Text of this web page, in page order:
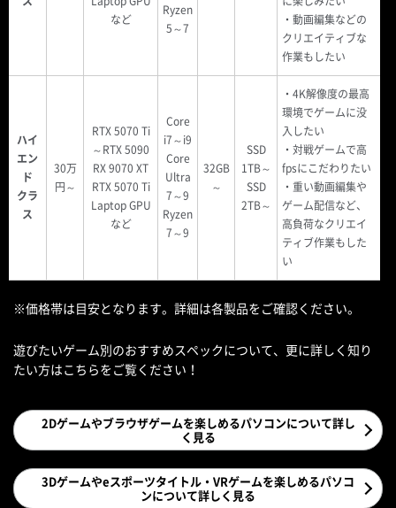
など
Ryzen
5～7
・動画編集などの
クリエイティブな
作業もしたい
ハイ
エン
ド
クラ
ス
30万
円～
RTX 5070 Ti
～RTX 5090
RX 9070 XT
RTX 5070 Ti
Laptop GPU
など
Core
i7～i9
Core
Ultra
7～9
Ryzen
7～9
32GB
～
SSD
1TB～
SSD
2TB～
・4K解像度の最高
環境でゲームに没
入したい
・対戦ゲームで高
fpsにこだわりたい
・重い動画編集や
ゲーム配信など、
高負荷なクリエイ
ティブ作業もした
い
※価格帯は目安となります。詳細は各製品をご確認ください。
遊びたいゲーム別のおすすめスペックについて、更に詳しく知り
たい方はこちらをご覧ください！
2Dゲームやブラウザゲームを楽しめるパソコンについて詳し
く見る
3Dゲームやeスポーツタイトル・VRゲームを楽しめるパソコ
ンについて詳しく見る